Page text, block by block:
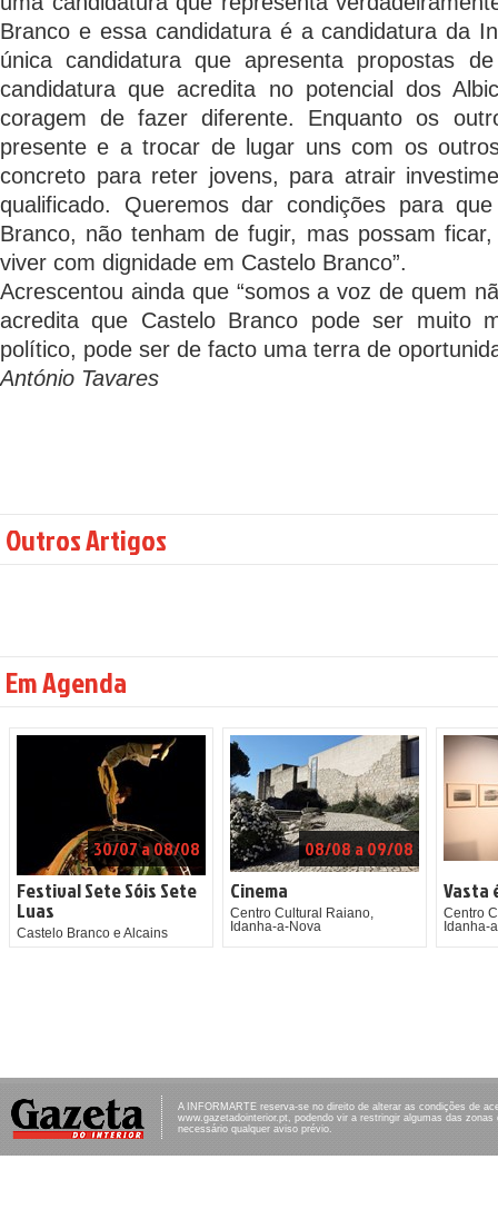
Branco e essa candidatura é a candidatura da
única candidatura que apresenta propostas
candidatura que acredita no potencial dos
coragem de fazer diferente. Enquanto os
presente e a trocar de lugar uns com os
concreto para reter jovens, para atrair
qualificado. Queremos dar condições para
Branco, não tenham de fugir, mas possam
viver com dignidade em Castelo Branco”.
Acrescentou ainda que “somos a voz de quem
acredita que Castelo Branco pode ser muito
político, pode ser de facto uma terra de
António Tavares
Outros Artigos
Em Agenda
30/07 a 08/08
Festival Sete Sóis Sete
Luas
Castelo Branco e Alcains
08/08 a 09/08
Cinema
Centro Cultural Raiano,
Idanha-a-Nova
Vasta
Centro
Idanha-
A INFORMARTE reserva-se no direito de alterar as condições de
www.gazetadointerior.pt, podendo vir a restringir algumas das
necessário qualquer aviso prévio.